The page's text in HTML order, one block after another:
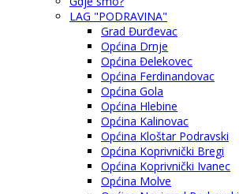
LAG "PODRAVINA"
Grad Đurđevac
Općina Drnje
Općina Đelekovec
Općina Ferdinandovac
Općina Gola
Općina Hlebine
Općina Kalinovac
Općina Kloštar Podravski
Općina Koprivnički Bregi
Općina Koprivnički Ivanec
Općina Molve